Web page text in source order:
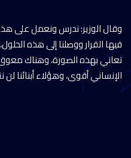
وقال الوزير: ندرس ونعمل على
فيها القرار ووصلنا إلى هذه
تعاني بهذه الصورة، وهناك
الإنساني أقوى، وهؤلاء أبنائنا لن